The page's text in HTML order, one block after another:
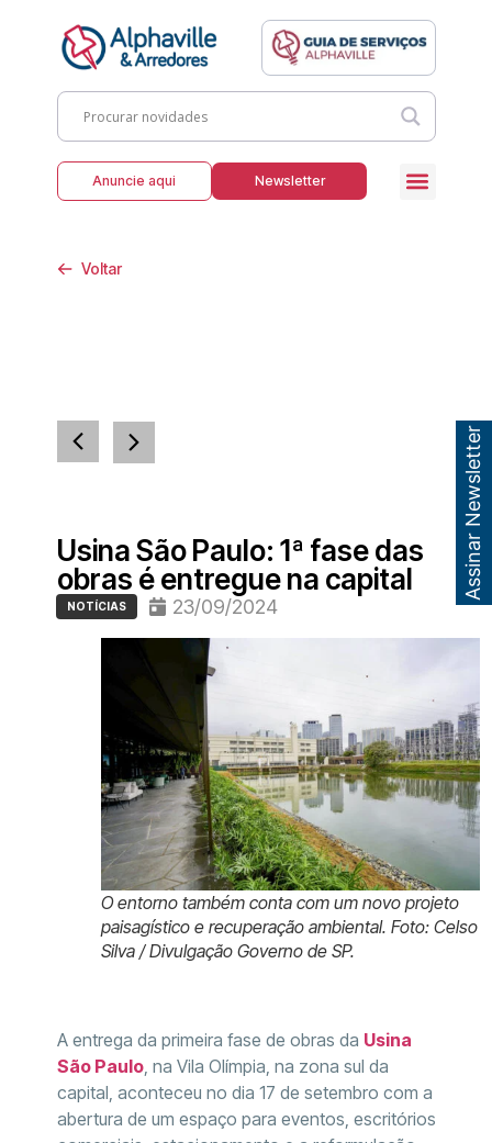
Anuncie aqui Newsletter
Voltar
Usina São Paulo: 1ª fase das
obras é entregue na capital
NOTÍCIAS 23/09/2024
O entorno também conta com um novo projeto
paisagístico e recuperação ambiental. Foto: Celso
Silva / Divulgação Governo de SP.
A entrega da primeira fase de obras da Usina
São Paulo, na Vila Olímpia, na zona sul da
capital, aconteceu no dia 17 de setembro com a
abertura de um espaço para eventos, escritórios
Assinar Newsletter